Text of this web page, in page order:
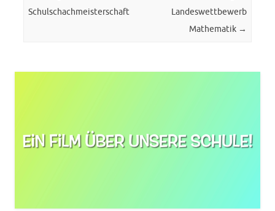
Schulschachmeisterschaft
Landeswettbewerb
Mathematik →